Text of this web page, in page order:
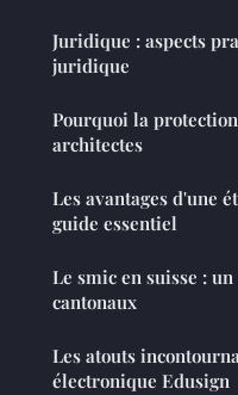
Juridique : aspects
juridique
Pourquoi la
architectes
Les avantages d'une
guide essentiel
Le smic en suisse :
cantonaux
Les atouts
électronique Edusign